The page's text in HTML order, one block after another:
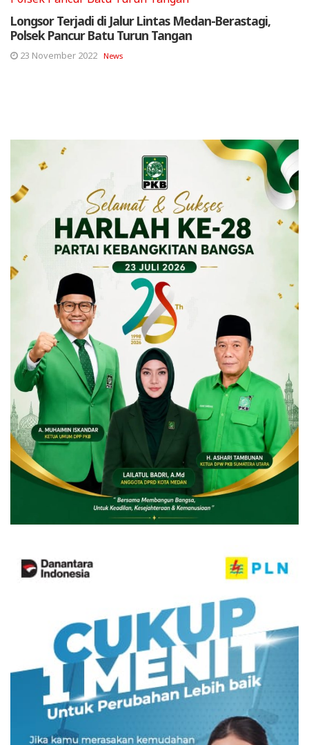
Longsor Terjadi di Jalur Lintas Medan-Berastagi,
Polsek Pancur Batu Turun Tangan
23 November 2022 News